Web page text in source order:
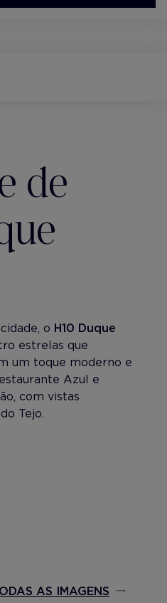
de
o H10 Duque
estrelas que
um toque moderno e
Azul e
com vistas
Tejo.
AS IMAGENS